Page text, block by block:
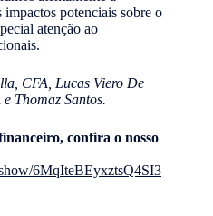
potenciais sobre o
atenção ao
CFA, Lucas Viero De
Thomaz Santos.
confira o nosso
6MqIteBEyxztsQ4SI3